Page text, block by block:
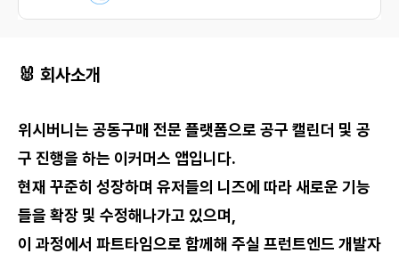
🐰 회사소개
위시버니는 공동구매 전문 플랫폼으로 공구 캘린더 및 공
구 진행을 하는 이커머스 앱입니다.
현재 꾸준히 성장하며 유저들의 니즈에 따라 새로운 기능
들을 확장 및 수정해나가고 있으며,
이 과정에서 파트타임으로 함께해 주실 프런트엔드 개발자